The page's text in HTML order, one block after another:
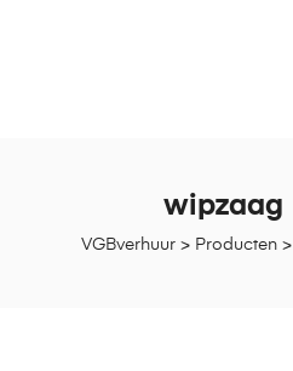
VGBverhuur> Producten>
wipzaag